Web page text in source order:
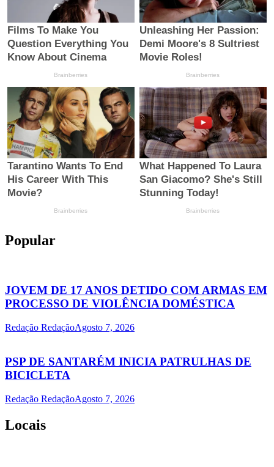
Popular
JOVEM DE 17 ANOS DETIDO COM ARMAS EM
PROCESSO DE VIOLÊNCIA DOMÉSTICA
Redação RedaçãoAgosto 7, 2026
PSP DE SANTARÉM INICIA PATRULHAS DE
BICICLETA
Redação RedaçãoAgosto 7, 2026
Locais